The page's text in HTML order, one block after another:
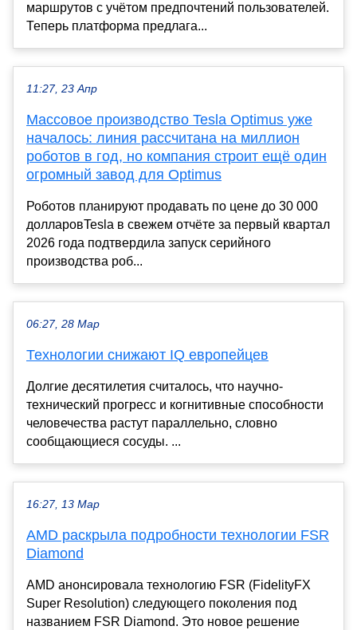
маршрутов с учётом предпочтений пользователей.
Теперь платформа предлага...
11:27, 23 Апр
Массовое производство Tesla Optimus уже
началось: линия рассчитана на миллион
роботов в год, но компания строит ещё один
огромный завод для Optimus
Роботов планируют продавать по цене до 30 000
долларовTesla в свежем отчёте за первый квартал
2026 года подтвердила запуск серийного
производства роб...
06:27, 28 Мар
Технологии снижают IQ европейцев
Долгие десятилетия считалось, что научно-
технический прогресс и когнитивные способности
человечества растут параллельно, словно
сообщающиеся сосуды. ...
16:27, 13 Мар
AMD раскрыла подробности технологии FSR
Diamond
AMD анонсировала технологию FSR (FidelityFX
Super Resolution) следующего поколения под
названием FSR Diamond. Это новое решение